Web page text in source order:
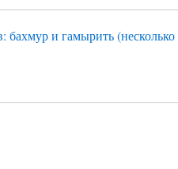
и гамырить